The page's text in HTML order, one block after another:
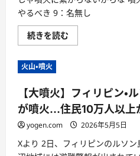
やるべき 9：名無し
続きを読む
火山・噴火
【大噴火】フィリピン・
が噴火…住民10万人以上
yogen.com 2026年5月5日
Xより 2日、フィリピンのルソ